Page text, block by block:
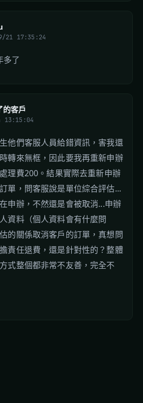
21 17:35:24
多了
的客戶
13:15:04
他們客服人員給錯資訊，害我還
轉來無框，因此要我再重新申辦
理費200。結果實際去重新申辦
單，問客服說是單位綜合評估...
申辦，不然還是會被取消...申辦
資料（個人資料會有什麼問
的關係取消客戶的訂單，真想問
責任退費，還是針對性的？整體
式整個都非常不友善，完全不